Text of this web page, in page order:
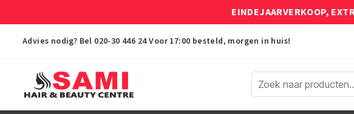
EINDEJAARVERKOOP,
Advies nodig? Bel 020-30 446 24 Voor 17:00 besteld, morgen in huis!